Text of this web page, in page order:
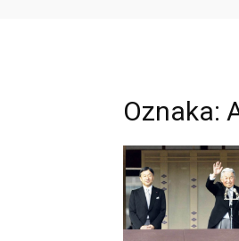
Oznaka: